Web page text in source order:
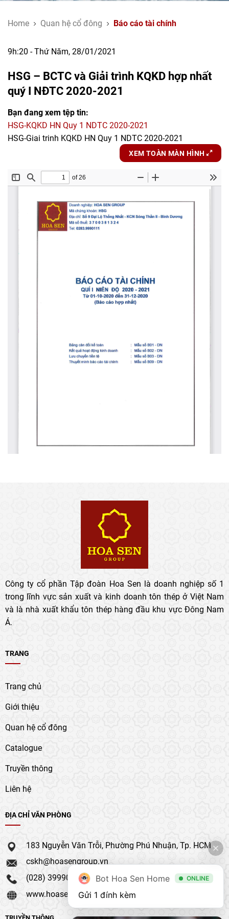
Home Quan hệ cổ đông Báo cáo tài chính
9h:20 - Thứ Năm, 28/01/2021
HSG – BCTC và Giải trình KQKD hợp nhất
quý I NĐTC 2020-2021
Bạn đang xem tệp tin:
HSG-KQKD HN Quy 1 NDTC 2020-2021
HSG-Giai trinh KQKD HN Quy 1 NDTC 2020-2021
XEM TOÀN MÀN HÌNH
Công ty cổ phần Tập đoàn Hoa Sen là doanh nghiệp số 1
trong lĩnh vực sản xuất và kinh doanh tôn thép ở Việt Nam
và là nhà xuất khẩu tôn thép hàng đầu khu vực Đông Nam
Á.
TRANG
Trang chủ
Giới thiệu
Quan hệ cổ đông
Catalogue
Truyền thông
Liên hệ
ĐỊA CHỈ VĂN PHÒNG
183 Nguyễn Văn Trỗi, Phường Phú Nhuận, Tp. HCM
cskh@hoasengroup.vn
(028) 39990 111
www.hoasengroup.vn
Bot Hoa Sen Home ONLINE
Gửi 1 đính kèm